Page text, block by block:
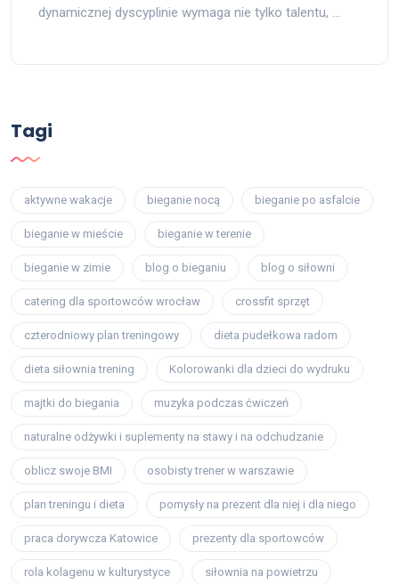
dynamicznej dyscyplinie wymaga nie tylko talentu, …
Tagi
aktywne wakacje bieganie nocą bieganie po asfalcie
bieganie w mieście bieganie w terenie
bieganie w zimie blog o bieganiu blog o siłowni
catering dla sportowców wrocław crossfit sprzęt
czterodniowy plan treningowy dieta pudełkowa radom
dieta siłownia trening Kolorowanki dla dzieci do wydruku
majtki do biegania muzyka podczas ćwiczeń
naturalne odżywki i suplementy na stawy i na odchudzanie
oblicz swoje BMI osobisty trener w warszawie
plan treningu i dieta pomysły na prezent dla niej i dla niego
praca dorywcza Katowice prezenty dla sportowców
rola kolagenu w kulturystyce siłownia na powietrzu